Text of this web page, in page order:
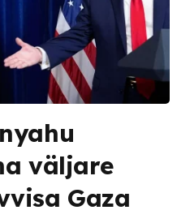
väljare
Gaza